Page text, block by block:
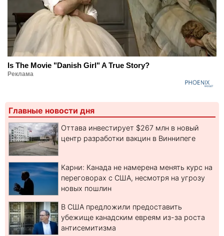
Is The Movie "Danish Girl" A True Story?
Реклама
Главные новости дня
Оттава инвестирует $267 млн в новый
центр разработки вакцин в Виннипеге
Карни: Канада не намерена менять курс на
переговорах с США, несмотря на угрозу
новых пошлин
В США предложили предоставить
убежище канадским евреям из-за роста
антисемитизма